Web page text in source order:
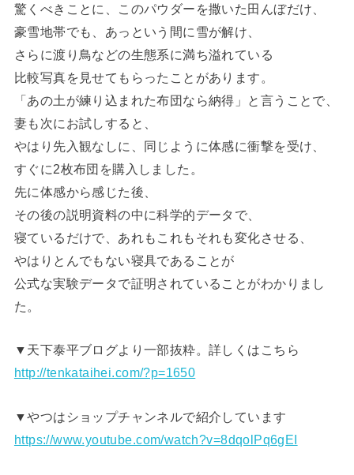
驚くべきことに、このパウダーを撒いた田んぼだけ、
豪雪地帯でも、あっという間に雪が解け、
さらに渡り鳥などの生態系に満ち溢れている
比較写真を見せてもらったことがあります。
「あの土が練り込まれた布団なら納得」と言うことで、
妻も次にお試しすると、
やはり先入観なしに、同じように体感に衝撃を受け、
すぐに2枚布団を購入しました。
先に体感から感じた後、
その後の説明資料の中に科学的データで、
寝ているだけで、あれもこれもそれも変化させる、
やはりとんでもない寝具であることが
公式な実験データで証明されていることがわかりまし
た。
▼天下泰平ブログより一部抜粋。詳しくはこちら
http://tenkataihei.com/?p=1650
▼やつはショップチャンネルで紹介しています
https://www.youtube.com/watch?v=8dqolPq6gEI